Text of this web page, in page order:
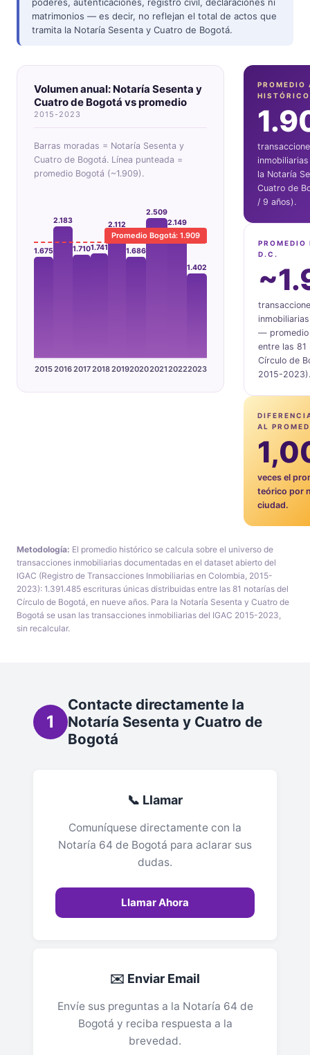
matrimonios — es decir, no reflejan el total de actos que
tramita la Notaría Sesenta y Cuatro de Bogotá.
Volumen anual: Notaría Sesenta y
Cuatro de Bogotá vs promedio
2015-2023
Barras moradas = Notaría Sesenta y
Cuatro de Bogotá. Línea punteada =
promedio Bogotá (~1.909).
1.675
2.183
1.7101.741
2.112
1.686
2.509
2.149
1.402
Promedio Bogotá: 1.909
201520162017201820192020202120222023
PROMEDIO
HISTÓRICO
la Notaría
Cuatro de
/ 9 años).
PROMEDIO
D.C.
— promedio
entre las 81
Círculo de
2015-2023).
AL
veces el
teórico por
ciudad.
Metodología: El promedio histórico se calcula sobre el universo de
transacciones inmobiliarias documentadas en el dataset abierto del
IGAC (Registro de Transacciones Inmobiliarias en Colombia, 2015-
2023): 1.391.485 escrituras únicas distribuidas entre las 81 notarías del
Círculo de Bogotá, en nueve años. Para la Notaría Sesenta y Cuatro de
Bogotá se usan las transacciones inmobiliarias del IGAC 2015-2023,
sin recalcular.
1
Contacte directamente la
Notaría Sesenta y Cuatro de
Bogotá
📞 Llamar
Comuníquese directamente con la
Notaría 64 de Bogotá para aclarar sus
dudas.
Llamar Ahora
✉️ Enviar Email
Envíe sus preguntas a la Notaría 64 de
Bogotá y reciba respuesta a la
brevedad.